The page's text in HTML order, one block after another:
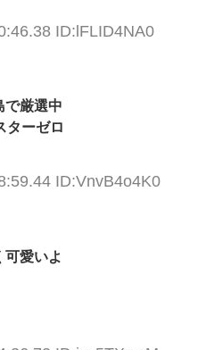
ID:lFLID4NA0
で厳選中
ターゼロ
ID:VnvB4o4K0
愛いよ